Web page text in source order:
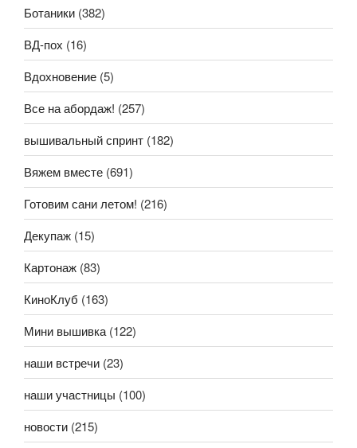
Ботаники (382)
ВД-пох (16)
Вдохновение (5)
Все на абордаж! (257)
вышивальный спринт (182)
Вяжем вместе (691)
Готовим сани летом! (216)
Декупаж (15)
Картонаж (83)
КиноКлуб (163)
Мини вышивка (122)
наши встречи (23)
наши участницы (100)
новости (215)